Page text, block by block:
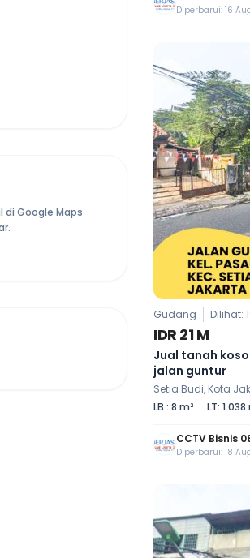
Google Maps
Diperbarui: 16
Gudang Dilihat:
IDR 21 M
Jual tanah
jalan guntur
Setia Budi, Kota
LB : 8 m²
LT: 1.038
CCTV Bisnis
Diperbarui: 18